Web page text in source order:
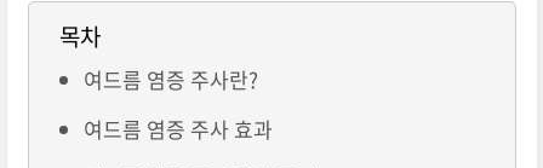
목차
여드름 염증 주사란?
여드름 염증 주사 효과